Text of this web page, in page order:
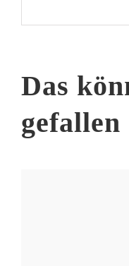
Das